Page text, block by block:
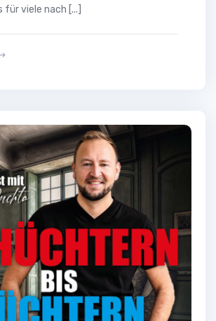
für viele nach [...]